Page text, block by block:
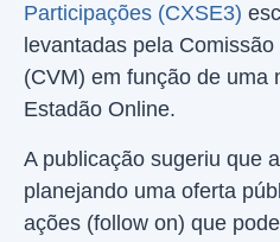
Participações (CXSE3)
levantadas pela
(CVM) em função de uma
Estadão Online.
A publicação sugeriu que
planejando uma oferta
ações (follow on) que